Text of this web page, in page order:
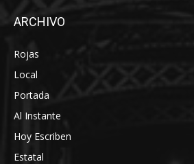
ARCHIVO
Rojas
Local
Portada
Al Instante
Hoy Escriben
Estatal